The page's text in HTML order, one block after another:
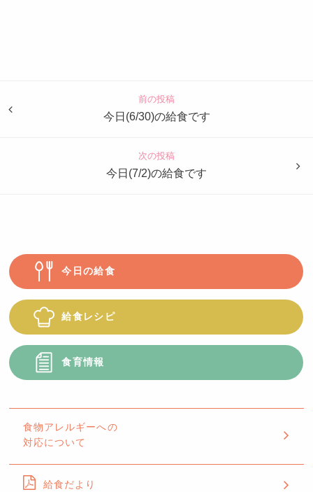
も
前の投稿
今日(6/30)の給食です
次の投稿
今日(7/2)の給食です
今日の給食
給食レシピ
食育情報
食物アレルギーへの
対応について
給食だより